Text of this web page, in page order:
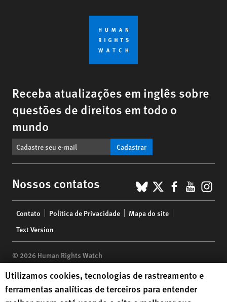
Receba atualizações em inglês sobre
questões de direitos em todo o
mundo
Cadastrar
Nossos contatos BlueSky
X
menu
Contato Política de Privacidade
Mapa do site
Text Version
© 2026 Human Rights Watch
Human Rights Watch| 350 Fifth Avenue, 34th Floor | New York,
10118-3299USA|t1.212.290.4700
Human Rights Watch cookie preferences
Utilizamos cookies, tecnologias de rastreamento e
ferramentas analíticas de terceiros para entender